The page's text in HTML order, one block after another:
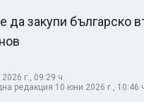
да закупи българско
г., 09:29 ч.
редакция 10 юни 2026 г., 10:46